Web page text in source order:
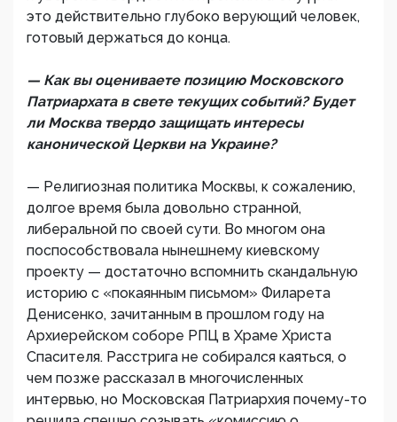
это действительно глубоко верующий человек,
готовый держаться до конца.
— Как вы оцениваете позицию Московского
Патриархата в свете текущих событий? Будет
ли Москва твердо защищать интересы
канонической Церкви на Украине?
— Религиозная политика Москвы, к сожалению,
долгое время была довольно странной,
либеральной по своей сути. Во многом она
поспособствовала нынешнему киевскому
проекту — достаточно вспомнить скандальную
историю с «покаянным письмом» Филарета
Денисенко, зачитанным в прошлом году на
Архиерейском соборе РПЦ в Храме Христа
Спасителя. Расстрига не собирался каяться, о
чем позже рассказал в многочисленных
интервью, но Московская Патриархия почему-то